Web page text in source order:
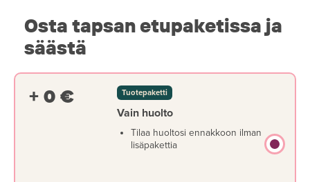
Osta tapsan etupaketissa ja
säästä
+ 0 € Tuotepaketti
Vain huolto
Tilaa huoltosi ennakkoon ilman
lisäpakettia